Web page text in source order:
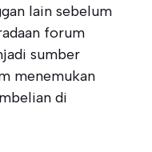
lain sebelum
forum
sumber
menemukan
di